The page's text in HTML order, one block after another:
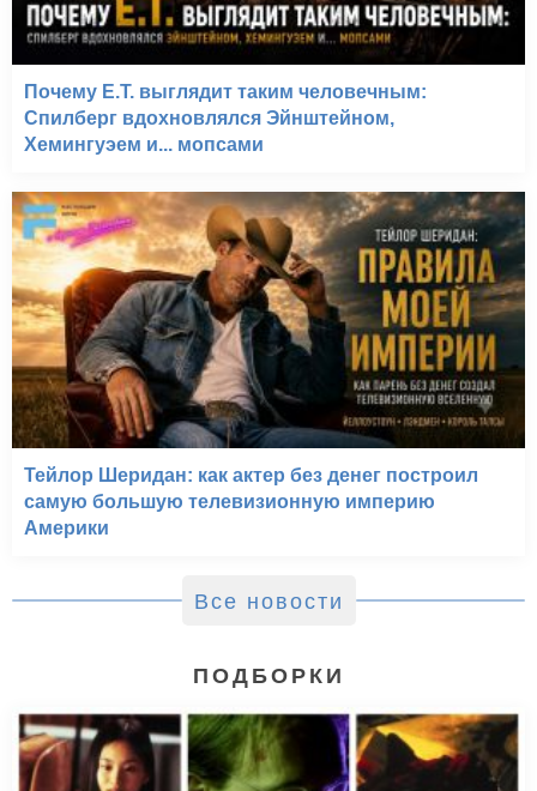
Почему E.T. выглядит таким человечным:
Спилберг вдохновлялся Эйнштейном,
Хемингуэем и... мопсами
Тейлор Шеридан: как актер без денег построил
самую большую телевизионную империю
Америки
Все новости
ПОДБОРКИ